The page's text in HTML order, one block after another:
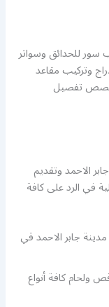
للحدائق وسواتر
وتركيب مقاعد
تفصيل
الاحمد وتقديم
في الرد على كافة
جابر الاحمد قي
ولحام كافة أنواع